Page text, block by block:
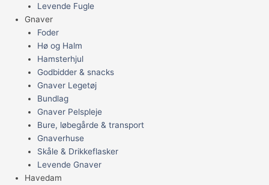
Levende Fugle
Gnaver
Foder
Hø og Halm
Hamsterhjul
Godbidder & snacks
Gnaver Legetøj
Bundlag
Gnaver Pelspleje
Bure, løbegårde & transport
Gnaverhuse
Skåle & Drikkeflasker
Levende Gnaver
Havedam